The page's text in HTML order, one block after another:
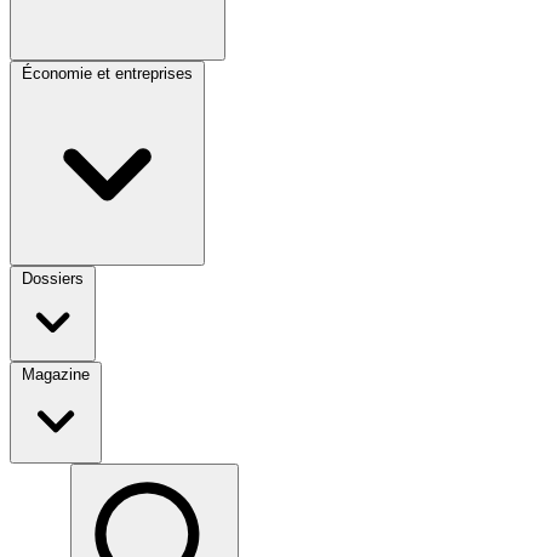
Économie et entreprises
Dossiers
Magazine